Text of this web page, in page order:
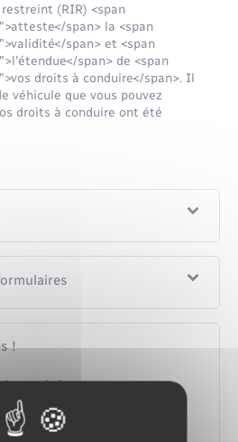
(RIR) <span
span> la <span
span> et <span
span> de <span
droits à conduire</span>. Il
véhicule que vous pouvez
droits à conduire ont été
!
conduire : comment
de points ?
: comment demander un